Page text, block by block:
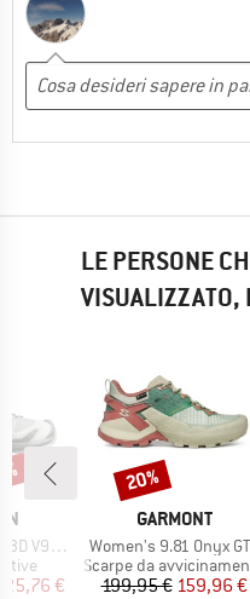
LE PERSONE
VISUALIZZATO,
V9 GTX
ridotto
€
MARCHIO
GARMONT
Articolo
Women's 9.81 Onyx
Gruppo di prodotti
Scarpe da
Prezzo
199,95 €Prezzo
159,96 €
Sconto
20%